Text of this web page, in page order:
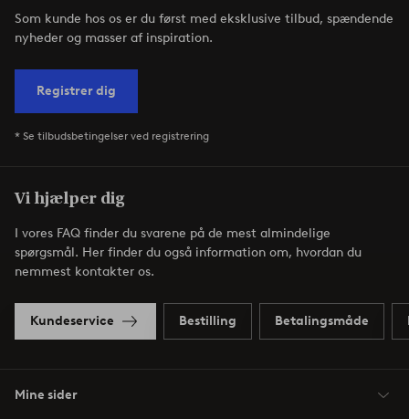
Som kunde hos os er du først med eksklusive tilbud, spændende
nyheder og masser af inspiration.
Registrer dig
* Se tilbudsbetingelser ved registrering
Vi hjælper dig
I vores FAQ finder du svarene på de mest almindelige
spørgsmål. Her finder du også information om, hvordan du
nemmest kontakter os.
Kundeservice Bestilling Betalingsmåde
Mine sider